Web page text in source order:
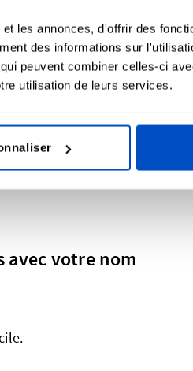
les annonces, d'offrir des
des informations sur
peuvent combiner celles-ci
utilisation de leurs services.
tissés
! Commencez avec des
avec votre nom